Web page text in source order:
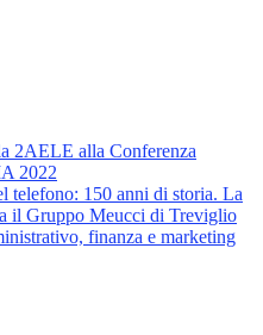
2AELE alla Conferenza
2022
telefono: 150 anni di storia. La
il Gruppo Meucci di Treviglio
finanza e marketing